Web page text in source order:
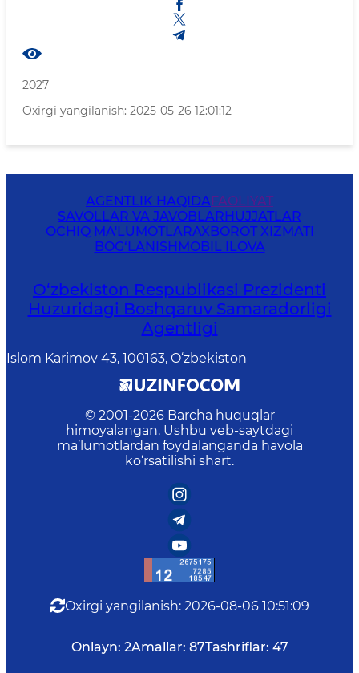
2027
Oxirgi yangilanish: 2025-05-26 12:01:12
AGENTLIK HAQIDAFAOLIYAT
SAVOLLAR VA JAVOBLARHUJJATLAR
OCHIQ MA'LUMOTLARAXBOROT XIZMATI
BOG‘LANISHMOBIL ILOVA
O‘zbekiston Respublikasi Prezidenti
Huzuridagi Boshqaruv Samaradorligi
Agentligi
Islom Karimov 43, 100163, O‘zbekiston
© 2001-2026 Barcha huquqlar
himoyalangan. Ushbu veb-saytdagi
ma’lumotlardan foydalanganda havola
ko‘rsatilishi shart.
Oxirgi yangilanish: 2026-08-06 10:51:09
Onlayn: 2Amallar: 87Tashriflar: 47